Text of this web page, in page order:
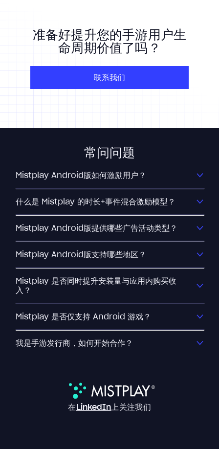
准备好提升您的手游用户生
命周期价值了吗？
联系我们
常问问题
Mistplay Android版如何激励用户？
什么是 Mistplay 的时长+事件混合激励模型？
Mistplay Android版提供哪些广告活动类型？
Mistplay Android版支持哪些地区？
Mistplay 是否同时提升安装量与应用内购买收
入？
Mistplay 是否仅支持 Android 游戏？
我是手游发行商，如何开始合作？
在LinkedIn 上关注我们